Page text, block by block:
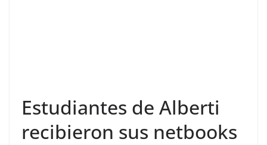
Estudiantes de Alberti
recibieron sus netbooks